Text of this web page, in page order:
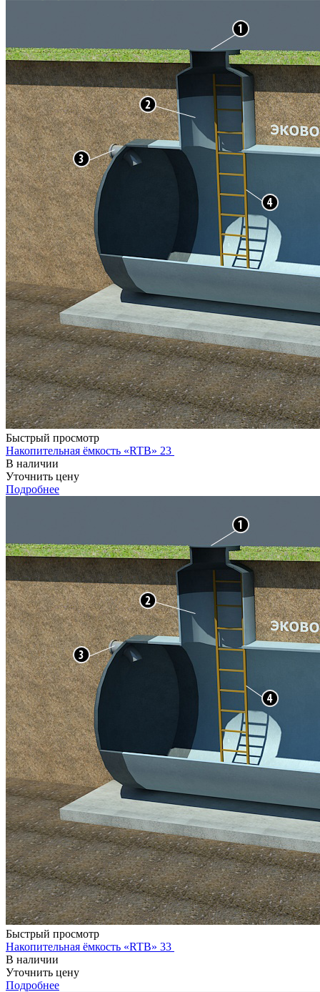
Быстрый просмотр
Накопительная ёмкость «RTB» 23
В наличии
Уточнить цену
Подробнее
Быстрый просмотр
Накопительная ёмкость «RTB» 33
В наличии
Уточнить цену
Подробнее